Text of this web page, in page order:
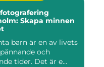
Skapa minnen
barn är en av livets
och
tider. Det är e...